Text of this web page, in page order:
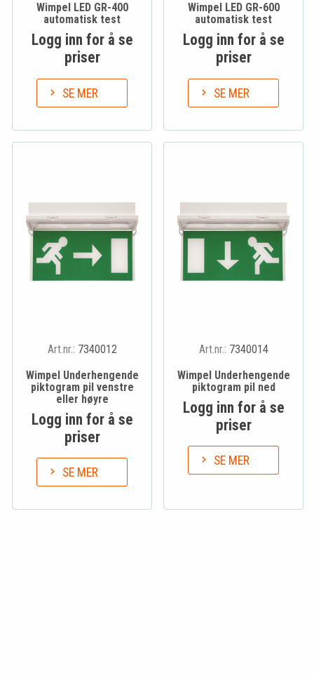
Wimpel LED GR-400
automatisk test
Logg inn for å se
priser
SE MER
Wimpel LED GR-600
automatisk test
Logg inn for å se
priser
SE MER
Art.nr.: 7340012
Wimpel Underhengende
piktogram pil venstre
eller høyre
Logg inn for å se
priser
SE MER
Art.nr.: 7340014
Wimpel Underhengende
piktogram pil ned
Logg inn for å se
priser
SE MER